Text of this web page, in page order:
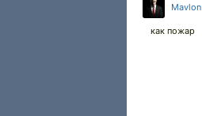
Mavlon
как пожар